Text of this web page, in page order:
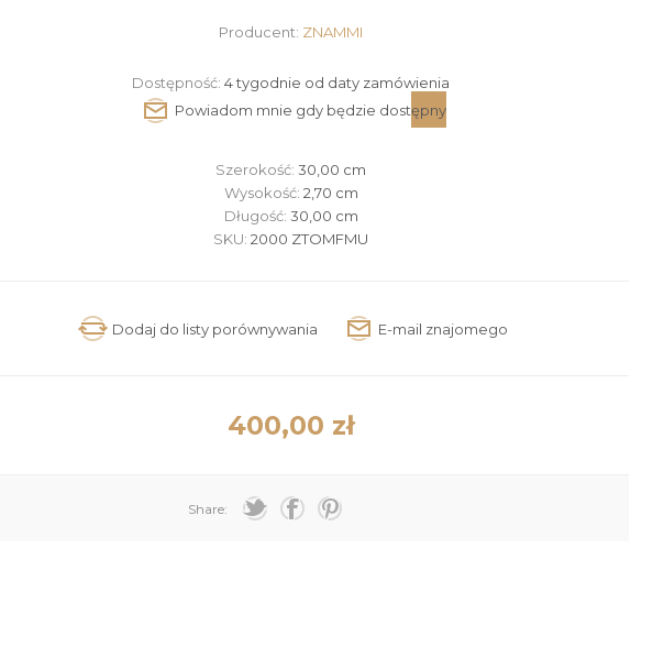
Producent: ZNAMMI
Dostępność: 4 tygodnie od daty zamówienia
Szerokość:30,00 cm
Wysokość: 2,70 cm
Długość: 30,00 cm
SKU: 2000 ZTOMFMU
400,00 zł
Share: